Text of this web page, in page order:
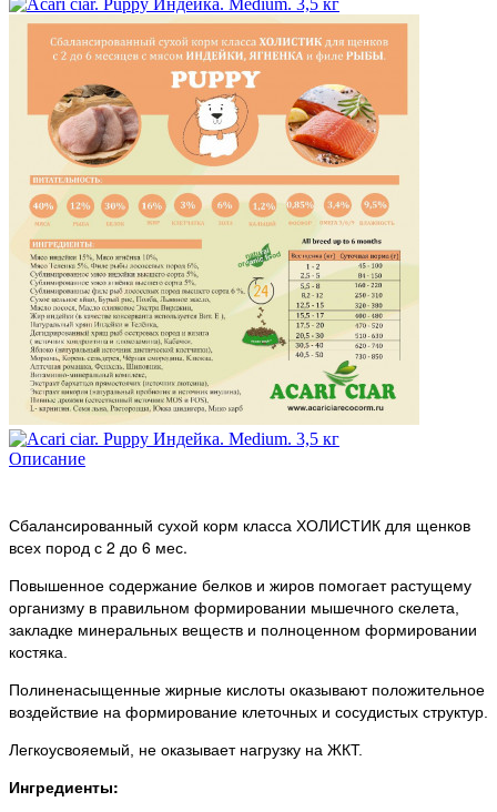
Описание
Сбалансированный сухой корм класса ХОЛИСТИК для щенков
всех пород с 2 до 6 мес.
Повышенное содержание белков и жиров помогает растущему
организму в правильном формировании мышечного скелета,
закладке минеральных веществ и полноценном формировании
костяка.
Полиненасыщенные жирные кислоты оказывают положительное
воздействие на формирование клеточных и сосудистых структур.
Легкоусвояемый, не оказывает нагрузку на ЖКТ.
Ингредиенты: